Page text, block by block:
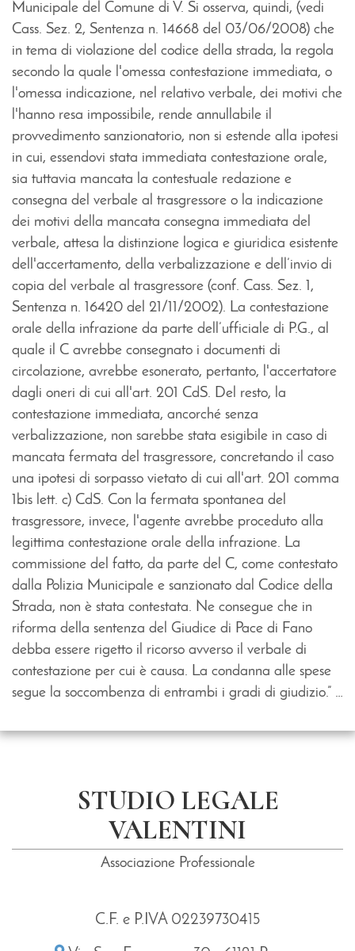
Municipale del Comune di V. Si osserva, quindi, (vedi
Cass. Sez. 2, Sentenza n. 14668 del 03/06/2008) che
in tema di violazione del codice della strada, la regola
secondo la quale l'omessa contestazione immediata, o
l'omessa indicazione, nel relativo verbale, dei motivi che
l'hanno resa impossibile, rende annullabile il
provvedimento sanzionatorio, non si estende alla ipotesi
in cui, essendovi stata immediata contestazione orale,
sia tuttavia mancata la contestuale redazione e
consegna del verbale al trasgressore o la indicazione
dei motivi della mancata consegna immediata del
verbale, attesa la distinzione logica e giuridica esistente
dell'accertamento, della verbalizzazione e dell’invio di
copia del verbale al trasgressore (conf. Cass. Sez. 1,
Sentenza n. 16420 del 21/11/2002). La contestazione
orale della infrazione da parte dell’ufficiale di P.G., al
quale il C avrebbe consegnato i documenti di
circolazione, avrebbe esonerato, pertanto, l'accertatore
dagli oneri di cui all'art. 201 CdS. Del resto, la
contestazione immediata, ancorché senza
verbalizzazione, non sarebbe stata esigibile in caso di
mancata fermata del trasgressore, concretando il caso
una ipotesi di sorpasso vietato di cui all'art. 201 comma
1bis lett. c) CdS. Con la fermata spontanea del
trasgressore, invece, l'agente avrebbe proceduto alla
legittima contestazione orale della infrazione. La
commissione del fatto, da parte del C, come contestato
dalla Polizia Municipale e sanzionato dal Codice della
Strada, non è stata contestata. Ne consegue che in
riforma della sentenza del Giudice di Pace di Fano
debba essere rigetto il ricorso avverso il verbale di
contestazione per cui è causa. La condanna alle spese
segue la soccombenza di entrambi i gradi di giudizio.” …
STUDIO LEGALE
VALENTINI
Associazione Professionale
C.F. e P.IVA 02239730415